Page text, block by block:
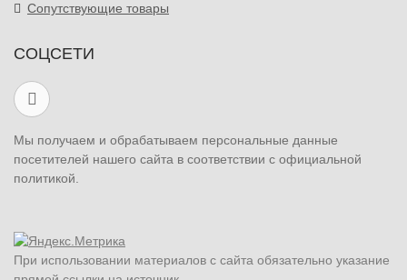
Сопутствующие товары
СОЦСЕТИ
Мы получаем и обрабатываем персональные данные
посетителей нашего сайта в соответствии с официальной
политикой.
При использовании материалов с сайта обязательно указание